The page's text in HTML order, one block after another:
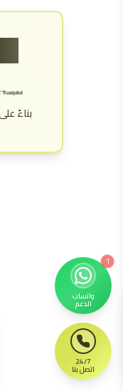
بناءً على
24/7
اتصل بنا
واتساب
الدعم
1